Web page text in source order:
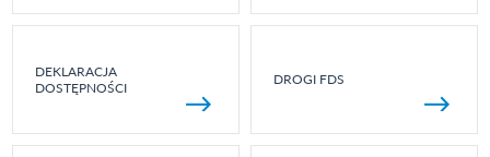
DEKLARACJA
DOSTĘPNOŚCI
DROGI FDS